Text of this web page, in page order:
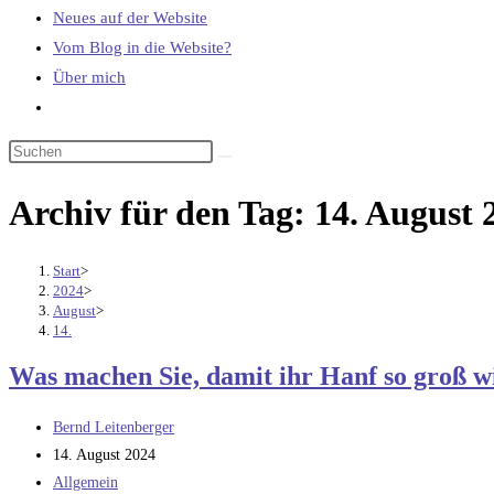
Neues auf der Website
Vom Blog in die Website?
Über mich
umschalten
Archiv für den Tag: 14. August
Start>
2024>
August>
14.
Was machen Sie, damit ihr Hanf so groß
Beitrags-
Autor:
Bernd Leitenberger
Beitrag
veröffentlicht:
14. August 2024
Beitrags-
Allgemein